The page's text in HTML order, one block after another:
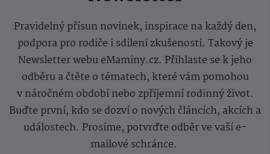
Pravidelný přísun novinek, inspirace na každý den,
podpora pro rodiče i sdílení zkušeností. Takový je
Newsletter webu eMaminy.cz. Přihlaste se k jeho
odběru a čtěte o tématech, které vám pomohou
v náročném období nebo zpříjemní rodinný život.
Buďte první, kdo se dozví o nových článcích, akcích a
událostech. Prosíme, potvrďte odběr ve vaší e-
mailové schránce.